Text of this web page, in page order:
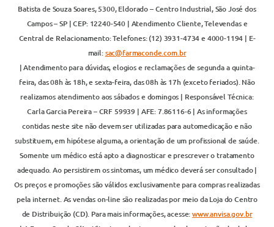
Batista de Souza Soares, 5300, Eldorado – Centro Industrial, São José dos
Campos – SP | CEP: 12240-540 | Atendimento Cliente, Televendas e
Central de Relacionamento: Telefones: (12) 3931-4734 e 4000-1194 | E-
mail:sac@farmaconde.com.br
| Atendimento para dúvidas, elogios e reclamações de segunda a quinta-
feira, das 08h às 18h, e sexta-feira, das 08h às 17h (exceto feriados). Não
realizamos atendimento aos sábados e domingos | Responsável Técnica:
Carla Garcia Pereira – CRF 59939 | AFE: 7.86116-6 | As informações
contidas neste site não devem ser utilizadas para automedicação e não
substituem, em hipótese alguma, a orientação de um profissional de saúde.
Somente um médico está apto a diagnosticar e prescrever o tratamento
adequado. Ao persistirem os sintomas, um médico deverá ser consultado |
Os preços e promoções são válidos exclusivamente para compras realizadas
pela internet. As vendas on-line são realizadas por meio da Loja do Centro
de Distribuição (CD). Para mais informações, acesse:www.anvisa.gov.br